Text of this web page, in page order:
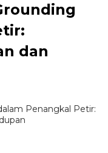
dan
Penangkal Petir: